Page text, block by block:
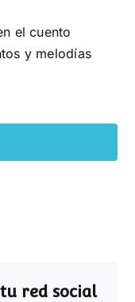
el cuento
y melodías
red social